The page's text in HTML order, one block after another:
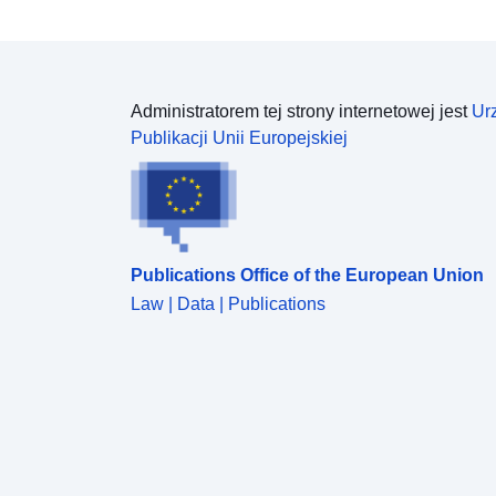
Administratorem tej strony internetowej jest
Publikacji Unii Europejskiej
Publications Office of the European Union
Law | Data | Publications